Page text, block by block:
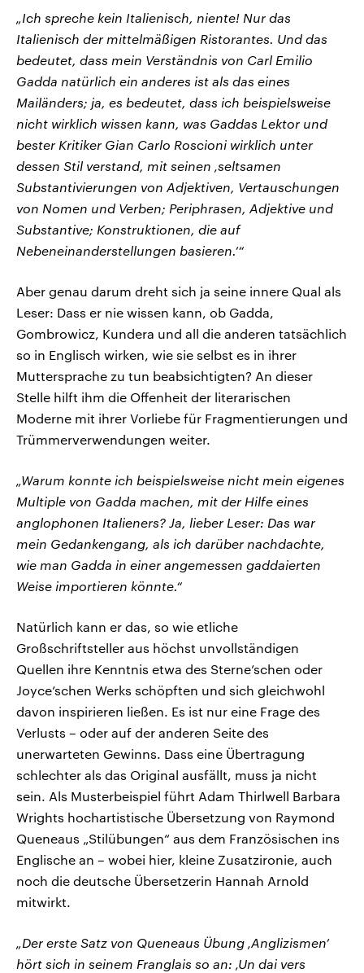
„Ich spreche kein Italienisch, niente! Nur das
Italienisch der mittelmäßigen Ristorantes. Und das
bedeutet, dass mein Verständnis von Carl Emilio
Gadda natürlich ein anderes ist als das eines
Mailänders; ja, es bedeutet, dass ich beispielsweise
nicht wirklich wissen kann, was Gaddas Lektor und
bester Kritiker Gian Carlo Roscioni wirklich unter
dessen Stil verstand, mit seinen ‚seltsamen
Substantivierungen von Adjektiven, Vertauschungen
von Nomen und Verben; Periphrasen, Adjektive und
Substantive; Konstruktionen, die auf
Nebeneinanderstellungen basieren.’“
Aber genau darum dreht sich ja seine innere Qual als
Leser: Dass er nie wissen kann, ob Gadda,
Gombrowicz, Kundera und all die anderen tatsächlich
so in Englisch wirken, wie sie selbst es in ihrer
Muttersprache zu tun beabsichtigten? An dieser
Stelle hilft ihm die Offenheit der literarischen
Moderne mit ihrer Vorliebe für Fragmentierungen und
Trümmerverwendungen weiter.
„Warum konnte ich beispielsweise nicht mein eigenes
Multiple von Gadda machen, mit der Hilfe eines
anglophonen Italieners? Ja, lieber Leser: Das war
mein Gedankengang, als ich darüber nachdachte,
wie man Gadda in einer angemessen gaddaierten
Weise importieren könnte.“
Natürlich kann er das, so wie etliche
Großschriftsteller aus höchst unvollständigen
Quellen ihre Kenntnis etwa des Sterne’schen oder
Joyce’schen Werks schöpften und sich gleichwohl
davon inspirieren ließen. Es ist nur eine Frage des
Verlusts – oder auf der anderen Seite des
unerwarteten Gewinns. Dass eine Übertragung
schlechter als das Original ausfällt, muss ja nicht
sein. Als Musterbeispiel führt Adam Thirlwell Barbara
Wrights hochartistische Übersetzung von Raymond
Queneaus „Stilübungen“ aus dem Französischen ins
Englische an – wobei hier, kleine Zusatzironie, auch
noch die deutsche Übersetzerin Hannah Arnold
mitwirkt.
„Der erste Satz von Queneaus Übung ‚Anglizismen’
hört sich in seinem Franglais so an: ‚Un dai vers